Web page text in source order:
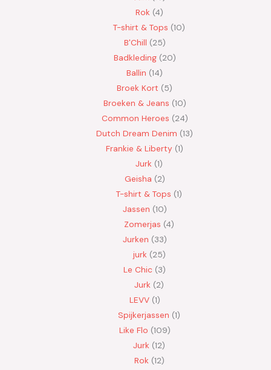
Rok 4
T-shirt & Tops 10
B'Chill 25
Badkleding 20
Ballin 14
Broek Kort 5
Broeken & Jeans 10
Common Heroes 24
Dutch Dream Denim 13
Frankie & Liberty 1
Jurk 1
Geisha 2
T-shirt & Tops 1
Jassen 10
Zomerjas 4
Jurken 33
jurk 25
Le Chic 3
Jurk 2
LEVV 1
Spijkerjassen 1
Like Flo 109
Jurk 12
Rok 12